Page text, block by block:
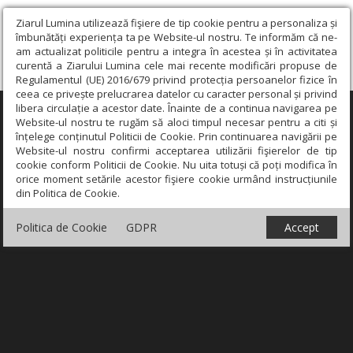
Ziarul Lumina utilizează fişiere de tip cookie pentru a personaliza și
îmbunătăți experiența ta pe Website-ul nostru. Te informăm că ne-
am actualizat politicile pentru a integra în acestea și în activitatea
curentă a Ziarului Lumina cele mai recente modificări propuse de
Regulamentul (UE) 2016/679 privind protecția persoanelor fizice în
ceea ce privește prelucrarea datelor cu caracter personal și privind
libera circulație a acestor date. Înainte de a continua navigarea pe
Website-ul nostru te rugăm să aloci timpul necesar pentru a citi și
înțelege conținutul Politicii de Cookie. Prin continuarea navigării pe
Website-ul nostru confirmi acceptarea utilizării fişierelor de tip
cookie conform Politicii de Cookie. Nu uita totuși că poți modifica în
orice moment setările acestor fişiere cookie urmând instrucțiunile
din Politica de Cookie.
Politica de Cookie GDPR Accept
×